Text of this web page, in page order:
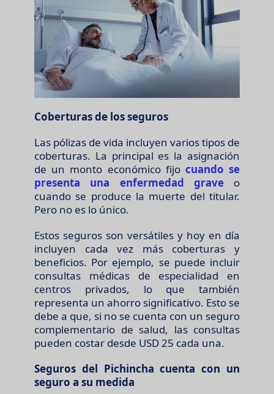
Coberturas de los seguros
Las pólizas de vida incluyen varios tipos de
coberturas. La principal es la asignación
de un monto económico fijo cuando se
presenta una enfermedad graveo
cuando se produce la muerte del titular.
Pero no es lo único.
Estos seguros son versátiles y hoy en día
incluyen cada vez más coberturas y
beneficios. Por ejemplo, se puede incluir
consultas médicas de especialidad en
centros privados, lo que también
representa un ahorro significativo. Esto se
debe a que, si no se cuenta con un seguro
complementario de salud, las consultas
pueden costar desde USD 25 cada una.
Seguros del Pichincha cuenta con un
seguro a su medida